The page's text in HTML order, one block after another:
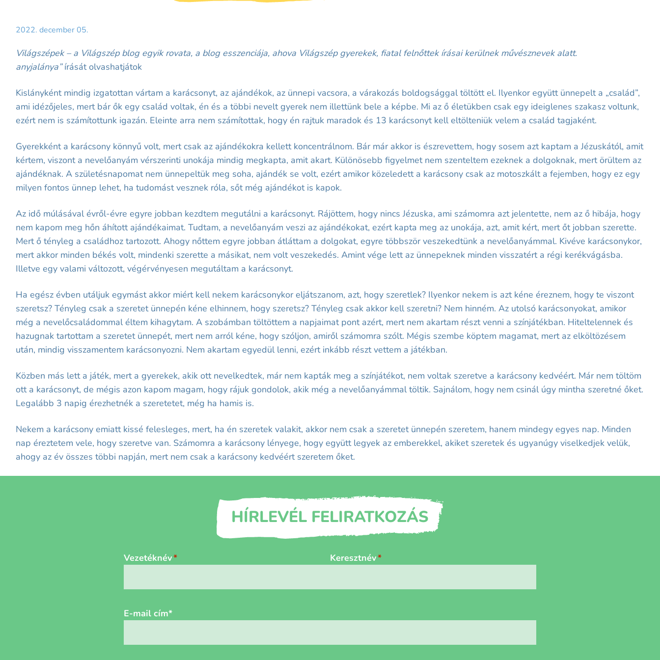
2022. december 05.
Világszépek – a Világszép blog egyik rovata, a blog esszenciája, ahova Világszép gyerekek, fiatal felnőttek írásai kerülnek művésznevek alatt.
anyjalánya”írását olvashatjátok
Kislányként mindig izgatottan vártam a karácsonyt, az ajándékok, az ünnepi vacsora, a várakozás boldogsággal töltött el. Ilyenkor együtt ünnepelt a „család”,
ami idézőjeles, mert bár ők egy család voltak, én és a többi nevelt gyerek nem illettünk bele a képbe. Mi az ő életükben csak egy ideiglenes szakasz voltunk,
ezért nem is számítottunk igazán. Eleinte arra nem számítottak, hogy én rajtuk maradok és 13 karácsonyt kell eltölteniük velem a család tagjaként.
Gyerekként a karácsony könnyű volt, mert csak az ajándékokra kellett koncentrálnom. Bár már akkor is észrevettem, hogy sosem azt kaptam a Jézuskától, amit
kértem, viszont a nevelőanyám vérszerinti unokája mindig megkapta, amit akart. Különösebb figyelmet nem szenteltem ezeknek a dolgoknak, mert örültem az
ajándéknak. A születésnapomat nem ünnepeltük meg soha, ajándék se volt, ezért amikor közeledett a karácsony csak az motoszkált a fejemben, hogy ez egy
milyen fontos ünnep lehet, ha tudomást vesznek róla, sőt még ajándékot is kapok.
Az idő múlásával évről-évre egyre jobban kezdtem megutálni a karácsonyt. Rájöttem, hogy nincs Jézuska, ami számomra azt jelentette, nem az ő hibája, hogy
nem kapom meg hőn áhított ajándékaimat. Tudtam, a nevelőanyám veszi az ajándékokat, ezért kapta meg az unokája, azt, amit kért, mert őt jobban szerette.
Mert ő tényleg a családhoz tartozott. Ahogy nőttem egyre jobban átláttam a dolgokat, egyre többször veszekedtünk a nevelőanyámmal. Kivéve karácsonykor,
mert akkor minden békés volt, mindenki szerette a másikat, nem volt veszekedés. Amint vége lett az ünnepeknek minden visszatért a régi kerékvágásba.
Illetve egy valami változott, végérvényesen megutáltam a karácsonyt.
Ha egész évben utáljuk egymást akkor miért kell nekem karácsonykor eljátszanom, azt, hogy szeretlek? Ilyenkor nekem is azt kéne éreznem, hogy te viszont
szeretsz? Tényleg csak a szeretet ünnepén kéne elhinnem, hogy szeretsz? Tényleg csak akkor kell szeretni? Nem hinném. Az utolsó karácsonyokat, amikor
még a nevelőcsaládommal éltem kihagytam. A szobámban töltöttem a napjaimat pont azért, mert nem akartam részt venni a színjátékban. Hiteltelennek és
hazugnak tartottam a szeretet ünnepét, mert nem arról kéne, hogy szóljon, amiről számomra szólt. Mégis szembe köptem magamat, mert az elköltözésem
után, mindig visszamentem karácsonyozni. Nem akartam egyedül lenni, ezért inkább részt vettem a játékban.
Közben más lett a játék, mert a gyerekek, akik ott nevelkedtek, már nem kapták meg a színjátékot, nem voltak szeretve a karácsony kedvéért. Már nem töltöm
ott a karácsonyt, de mégis azon kapom magam, hogy rájuk gondolok, akik még a nevelőanyámmal töltik. Sajnálom, hogy nem csinál úgy mintha szeretné őket.
Legalább 3 napig érezhetnék a szeretetet, még ha hamis is.
Nekem a karácsony emiatt kissé felesleges, mert, ha én szeretek valakit, akkor nem csak a szeretet ünnepén szeretem, hanem mindegy egyes nap. Minden
nap éreztetem vele, hogy szeretve van. Számomra a karácsony lényege, hogy együtt legyek az emberekkel, akiket szeretek és ugyanúgy viselkedjek velük,
ahogy az év összes többi napján, mert nem csak a karácsony kedvéért szeretem őket.
HÍRLEVÉL FELIRATKOZÁS
Név*
Vezetéknév Keresztnév
E-mail cím*